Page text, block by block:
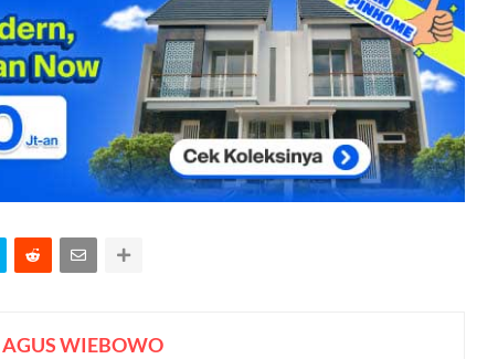
AGUS WIEBOWO